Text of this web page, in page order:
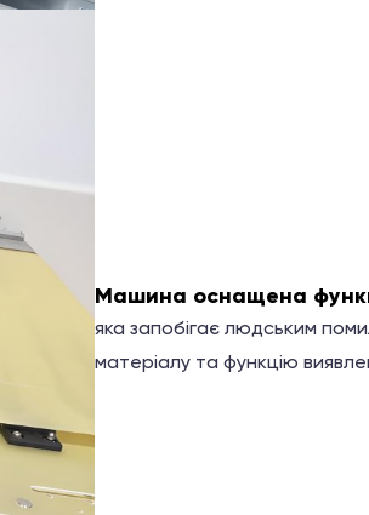
Машина оснащена
яка запобігає людським
матеріалу та функцію